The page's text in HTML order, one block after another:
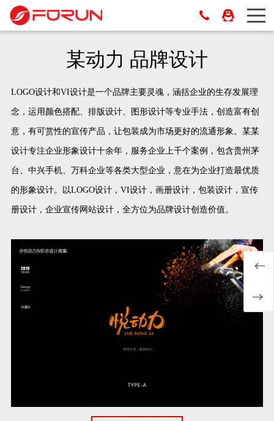
某动力 品牌设计
LOGO设计和VI设计是一个品牌主要灵魂，涵括企业的生存发展理
念，运用颜色搭配、排版设计、图形设计等专业手法，创造富有创
意，有可赏性的宣传产品，让包装成为市场更好的流通形象。某某
设计专注企业形象设计十余年，服务企业上千个案例，包含贵州茅
台、中兴手机、万科企业等各类大型企业，意在为企业打造最优质
的形象设计。以LOGO设计，VI设计，画册设计，包装设计，宣传
册设计，企业宣传网站设计，全方位为品牌设计创造价值。